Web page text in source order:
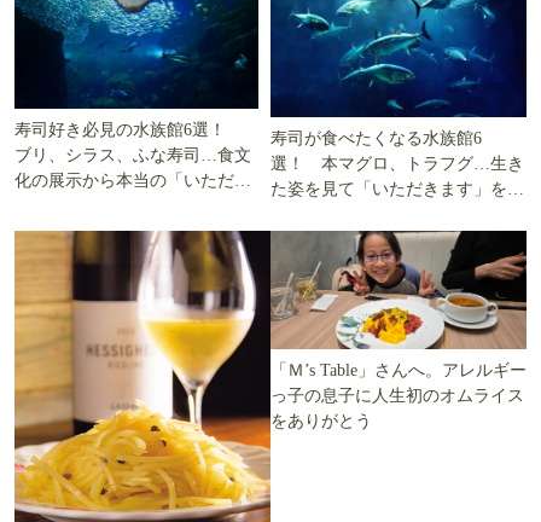
寿司好き必見の水族館6選！
ブリ、シラス、ふな寿司…食文
化の展示から本当の「いただき
寿司が食べたくなる水族館6
選！ 本マグロ、トラフグ…生き
た姿を見て「いただきます」を考
「Ｍ’s Table」さんへ。アレルギー
っ子の息子に人生初のオムライス
をありがとう